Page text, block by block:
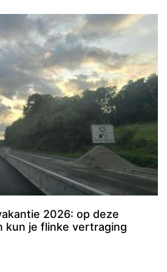
2026: op deze
kun je flinke vertraging